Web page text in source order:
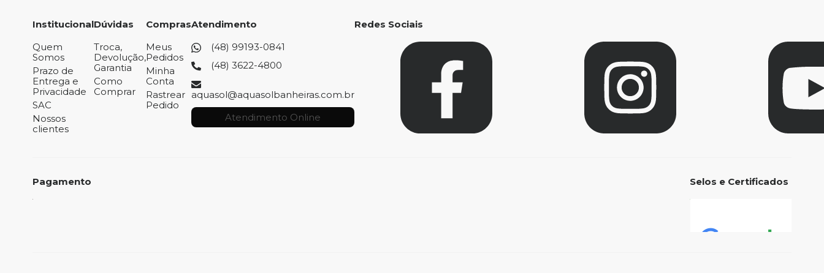
Institucional
Quem
Somos
Prazo de
Entrega e
Privacidade
SAC
Nossos
clientes
Dúvidas
Troca,
Devolução,
Garantia
Como
Comprar
Compras
Meus
Pedidos
Minha
Conta
Rastrear
Pedido
Atendimento
(48) 99193-0841
(48) 3622-4800
aquasol@aquasolbanheiras.com.br
Atendimento Online
Redes Sociais
Pagamento Selos e Certificados